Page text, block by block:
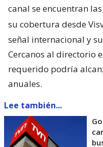
canal se encuentran las
su cobertura desde
señal internacional y
Cercanos al directorio
requerido podría
anuales.
Lee también...